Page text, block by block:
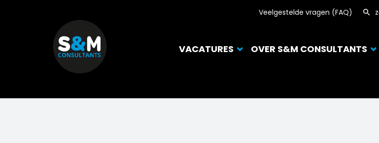
Veelgestelde vragen (FAQ)
VACATURES OVER S&M CONSULTANTS